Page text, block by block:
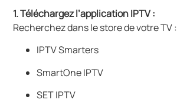
1. Téléchargez l’application IPTV :
Recherchez dans le store de votre TV :
IPTV Smarters
SmartOne IPTV
SET IPTV